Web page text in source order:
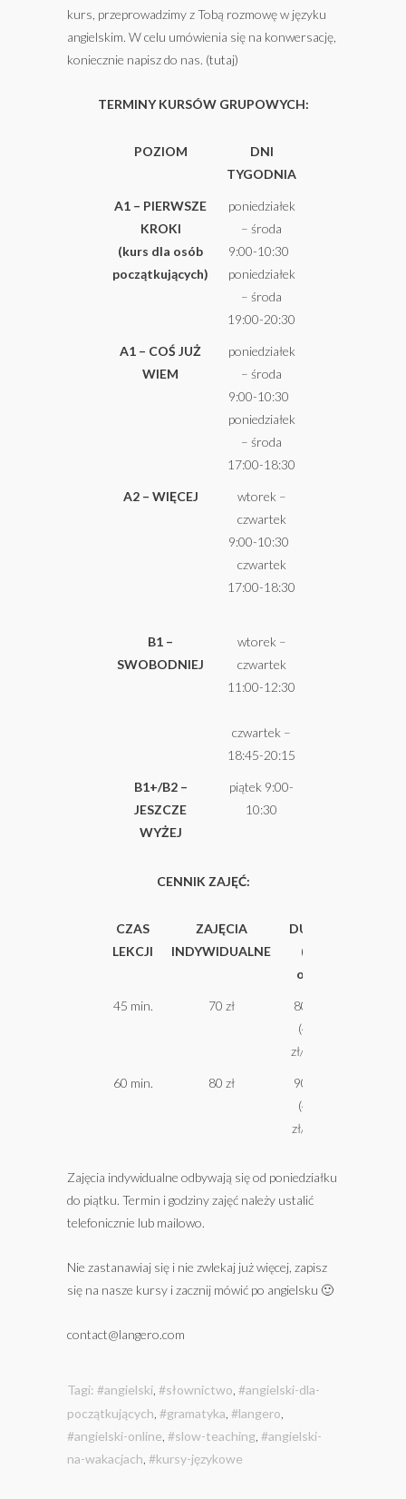
kurs, przeprowadzimy z Tobą rozmowę w języku
angielskim. W celu umówienia się na konwersację,
koniecznie napisz do nas. (tutaj)
TERMINY KURSÓW GRUPOWYCH:
POZIOM
DNI
TYGODNIA
A1 – PIERWSZE
KROKI
(kurs dla osób
początkujących)
poniedziałek
– środa
9:00-10:30
poniedziałek
– środa
19:00-20:30
A1 – COŚ JUŻ
WIEM
poniedziałek
– środa
9:00-10:30
poniedziałek
– środa
17:00-18:30
A2 – WIĘCEJ
wtorek –
czwartek
9:00-10:30
czwartek
17:00-18:30
B1 –
SWOBODNIEJ
wtorek –
czwartek
11:00-12:30
czwartek –
18:45-20:15
B1+/B2 –
JESZCZE
WYŻEJ
piątek 9:00-
10:30
CENNIK ZAJĘĆ:
CZAS
LEKCJI
ZAJĘCIA
INDYWIDUALNE
DUET
(2
os.)
45 min. 70 zł
80 zł
(40
zł/os.)
60 min. 80 zł
90 zł
(45
zł/os)
Zajęcia indywidualne odbywają się od poniedziałku
do piątku. Termin i godziny zajęć należy ustalić
telefonicznie lub mailowo.
Nie zastanawiaj się i nie zwlekaj już więcej, zapisz
się na nasze kursy i zacznij mówić po angielsku 🙂
contact@langero.com
Tagi: #angielski #słownictwo #angielski-dla-
początkujących #gramatyka #langero
#angielski-online #slow-teaching #angielski-
na-wakacjach #kursy-językowe